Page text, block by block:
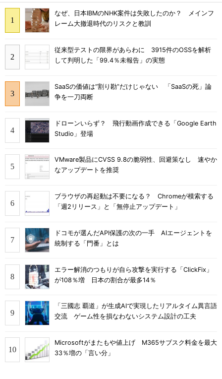
なぜ、日本IBMのNHK案件は失敗したのか？ メインフ
レーム大撤退時代のリスクと教訓
従来型テストの限界があらわに 3915件のOSSを解析
して判明した「99.4％未報告」の実態
SaaSの価値は“割り勘”だけじゃない 「SaaSの死」論
争を一刀両断
ドローンいらず？ 飛行動画作成できる「Google Earth
Studio」登場
VMware製品にCVSS 9.8の脆弱性、回避策なし 速やか
なアップデートを推奨
ブラウザの再起動は不要になる？ Chromeが模索する
「週2リリース」と「無停止アップデート」
ドコモが選んだAPI保護の次の一手 AIエージェントを
統制する「門番」とは
エラー解消のつもりが自ら攻撃を実行する「ClickFix」
が108％増 日本の割合が最多14％
「三國志 覇道」が生成AIで実現したリアルタイム異言語
交流 ゲーム性を損なわないシステム設計の工夫
Microsoftがまたもや値上げ M365サブスク料金を最大
33％増の「言い分」